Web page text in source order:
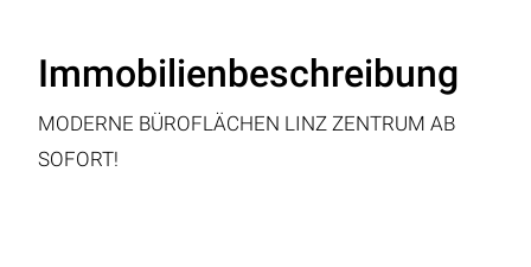
Immobilienbeschreibung
MODERNE BÜROFLÄCHEN LINZ ZENTRUM AB
SOFORT!